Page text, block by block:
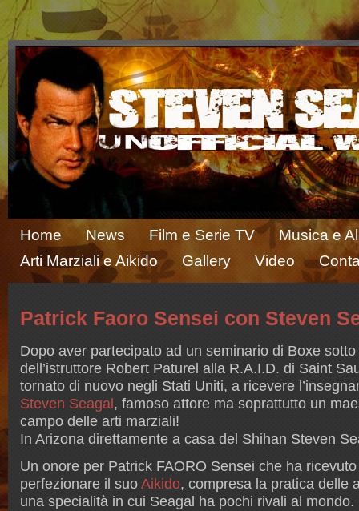
Home News Film e Serie TV
Musica e
Arti Marziali e Aikido
Gallery Video
Patrick Faoro Sensei con Steven
Dopo aver partecipato ad un seminario di Boxe
dell’istruttore Robert Paturel alla R.A.I.D. di Saint
tornato di nuovo negli Stati Uniti, a ricevere
Steven Seagal, famoso attore ma soprattutto un
campo delle arti marziali!
In Arizona direttamente a casa del Shihan Steven
Un onore per Patrick FAORO Sensei che ha
perfezionare il suoAikido, compresa la pratica delle
una specialità in cui Seagal ha pochi rivali al mondo.